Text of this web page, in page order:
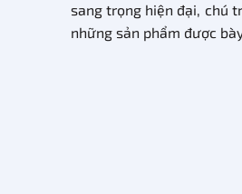
sang trọng hiện đại, chú
những sản phẩm được